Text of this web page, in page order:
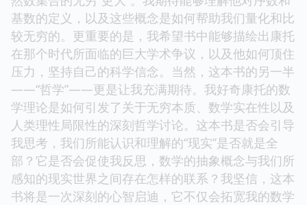
基数的定义，以及这些概念是如何帮助我们量化和比
较无穷的。更重要的是，我希望书中能够描绘出康托
在那个时代所面临的巨大学术争议，以及他如何顶住
压力，坚持自己的科学信念。当然，这本书的另一半
——“哲学”——更是让我充满期待。我好奇康托的数
学理论是如何引发了关于无穷本质、数学实在性以及
人类理性局限性的深刻哲学讨论。这本书是否会引导
我思考，我们所能认识和理解的“现实”是否就是全
部？它是否会促使我反思，数学的抽象概念与我们所
感知的现实世界之间存在怎样的联系？我坚信，这本
书将是一次深刻的心智启迪，它不仅会拓宽我的数学